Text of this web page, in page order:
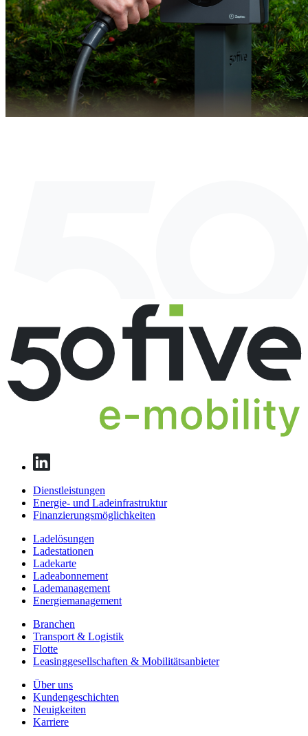
Dienstleistungen
Energie- und Ladeinfrastruktur
Finanzierungs­möglichkeiten
Ladelösungen
Ladestationen
Ladekarte
Ladeabonnement
Lademanagement
Energiemanagement
Branchen
Transport & Logistik
Flotte
Leasinggesellschaften & Mobilitätsanbieter
Über uns
Kundengeschichten
Neuigkeiten
Karriere